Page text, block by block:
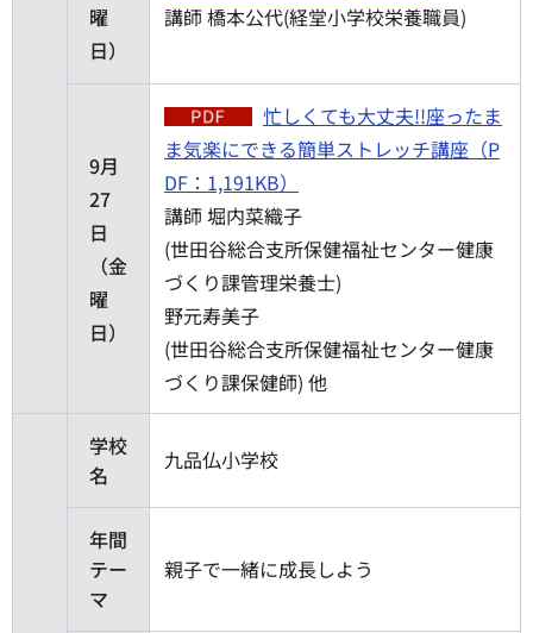
曜
日）
講師 橋本公代(経堂小学校栄養職員)
9月
27
日
（金
曜
日）
忙しくても大丈夫!!座ったま
ま気楽にできる簡単ストレッチ講座（P
DF：1,191KB）
講師 堀内菜織子
(世田谷総合支所保健福祉センター健康
づくり課管理栄養士)
野元寿美子
(世田谷総合支所保健福祉センター健康
づくり課保健師) 他
学校
名
九品仏小学校
年間
テー
マ
親子で一緒に成長しよう